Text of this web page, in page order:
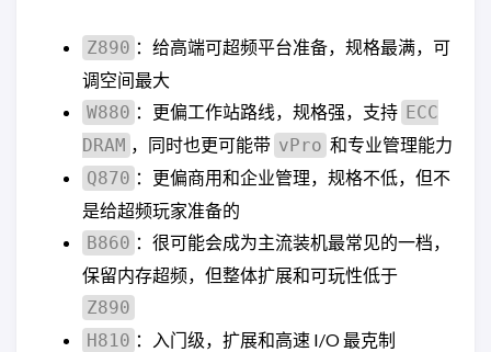
Z890 ：给高端可超频平台准备，规格最满，可
调空间最大
W880 ：更偏工作站路线，规格强，支持 ECC
DRAM ，同时也更可能带 vPro 和专业管理能力
Q870 ：更偏商用和企业管理，规格不低，但不
是给超频玩家准备的
B860 ：很可能会成为主流装机最常见的一档，
保留内存超频，但整体扩展和可玩性低于
Z890
H810 ：入门级，扩展和高速 I/O 最克制